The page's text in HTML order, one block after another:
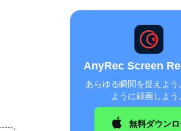
AnyRec Screen
あらゆる瞬間を捉えよう
ように録画しよう
無料ダウン